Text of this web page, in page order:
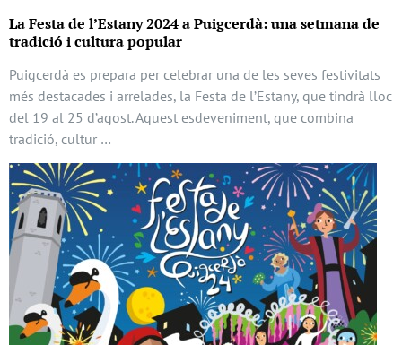
La Festa de l’Estany 2024 a Puigcerdà: una setmana de
tradició i cultura popular
Puigcerdà es prepara per celebrar una de les seves festivitats
més destacades i arrelades, la Festa de l’Estany, que tindrà lloc
del 19 al 25 d’agost. Aquest esdeveniment, que combina
tradició, cultur …